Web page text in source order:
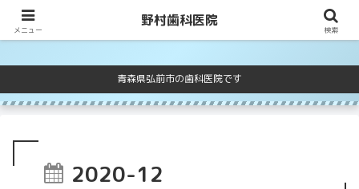
野村歯科医院
青森県弘前市の歯科医院です
2020-12
メニュー
野村歯科医院
検索